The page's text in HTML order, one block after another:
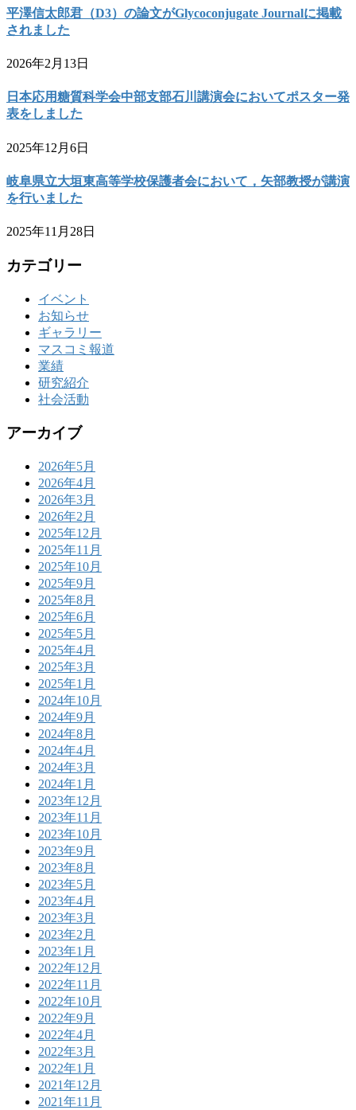
平澤信太郎君（D3）の論文がGlycoconjugate Journalに掲載
されました
2026年2月13日
日本応用糖質科学会中部支部石川講演会においてポスター発
表をしました
2025年12月6日
岐阜県立大垣東高等学校保護者会において，矢部教授が講演
を行いました
2025年11月28日
カテゴリー
イベント
お知らせ
ギャラリー
マスコミ報道
業績
研究紹介
社会活動
アーカイブ
2026年5月
2026年4月
2026年3月
2026年2月
2025年12月
2025年11月
2025年10月
2025年9月
2025年8月
2025年6月
2025年5月
2025年4月
2025年3月
2025年1月
2024年10月
2024年9月
2024年8月
2024年4月
2024年3月
2024年1月
2023年12月
2023年11月
2023年10月
2023年9月
2023年8月
2023年5月
2023年4月
2023年3月
2023年2月
2023年1月
2022年12月
2022年11月
2022年10月
2022年9月
2022年4月
2022年3月
2022年1月
2021年12月
2021年11月